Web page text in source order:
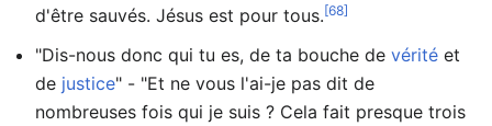
d'être sauvés. Jésus est pour tous.[68]
"Dis-nous donc qui tu es, de ta bouche de vérité et
de justice" - "Et ne vous l'ai-je pas dit de
nombreuses fois qui je suis ? Cela fait presque trois